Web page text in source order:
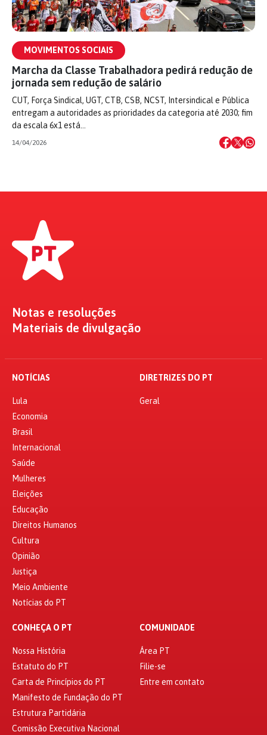
MOVIMENTOS SOCIAIS
Marcha da Classe Trabalhadora pedirá redução de
jornada sem redução de salário
CUT, Força Sindical, UGT, CTB, CSB, NCST, Intersindical e Pública
entregam a autoridades as prioridades da categoria até 2030; fim
da escala 6x1 está…
14/04/2026
Notas e resoluções
Materiais de divulgação
NOTÍCIAS
Lula
Economia
Brasil
Internacional
Saúde
Mulheres
Eleições
Educação
Direitos Humanos
Cultura
Opinião
Justiça
Meio Ambiente
Notícias do PT
DIRETRIZES DO PT
Geral
CONHEÇA O PT
Nossa História
Estatuto do PT
Carta de Princípios do PT
Manifesto de Fundação do PT
Estrutura Partidária
Comissão Executiva Nacional
COMUNIDADE
Área PT
Filie-se
Entre em contato